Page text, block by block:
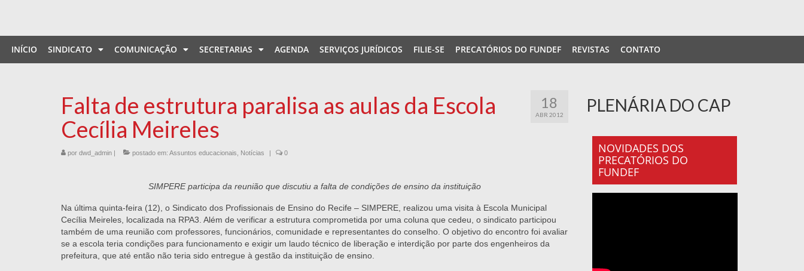
INÍCIO SINDICATO COMUNICAÇÃO SECRETARIAS AGENDA SERVIÇOS JURÍDICOS FILIE-SE PRECATÓRIOS DO FUNDEF REVISTAS CONTATO
18
ABR 2012
Falta de estrutura paralisa as aulas da Escola
Cecília Meireles
por dwd_admin | postado em: Assuntos educacionais Notícias | 0
SIMPERE participa da reunião que discutiu a falta de condições de ensino da instituição
Na última quinta-feira (12), o Sindicato dos Profissionais de Ensino do Recife – SIMPERE, realizou uma visita à Escola Municipal
Cecília Meireles, localizada na RPA3. Além de verificar a estrutura comprometida por uma coluna que cedeu, o sindicato participou
também de uma reunião com professores, funcionários, comunidade e representantes do conselho. O objetivo do encontro foi avaliar
se a escola teria condições para funcionamento e exigir um laudo técnico de liberação e interdição por parte dos engenheiros da
prefeitura, que até então não teria sido entregue à gestão da instituição de ensino.
PLENÁRIA DO CAP
NOVIDADES DOS
PRECATÓRIOS DO
FUNDEF